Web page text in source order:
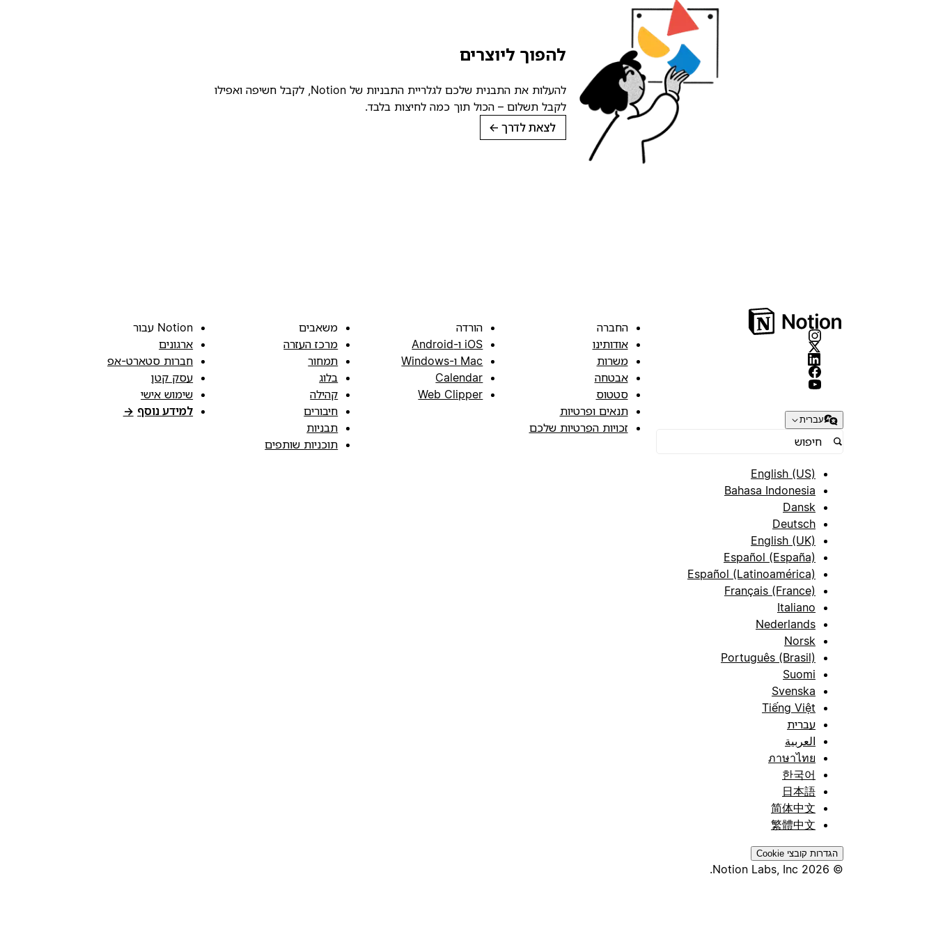
להפוך ליוצרים
להעלות את התבנית שלכם לגלריית התבניות של Notion, לקבל חשיפה ואפילו
לקבל תשלום – הכול תוך כמה לחיצות בלבד.
לצאת לדרך →
עברית
English (US)
Bahasa Indonesia
Dansk
Deutsch
English (UK)
Español (España)
Español (Latinoamérica)
Français (France)
Italiano
Nederlands
Norsk
Português (Brasil)
Suomi
Svenska
Tiếng Việt
עברית
العربية
ภาษาไทย
한국어
日本語
简体中文
繁體中文
הגדרות קובצי Cookie
© 2026 Notion Labs, Inc.
החברה
אודותינו
משרות
אבטחה
סטטוס
תנאים ופרטיות
זכויות הפרטיות שלכם
הורדה
iOS ו-Android
Mac ו-Windows
Calendar
Web Clipper
משאבים
מרכז העזרה
תמחור
בלוג
קהילה
חיבורים
תבניות
תוכניות שותפים
Notion עבור
ארגונים
חברות סטארט-אפ
עסק קטן
שימוש אישי
למידע נוסף →